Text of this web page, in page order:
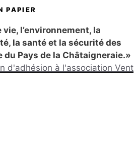
PAPIER
l’environnement, la
la santé et la sécurité des
Pays de la Châtaigneraie.»
d'adhésion à l'association Vent